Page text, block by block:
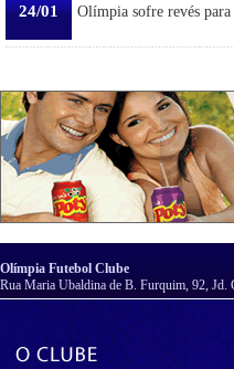
24/01 Olímpia sofre revés
Olímpia Futebol Clube
Rua Maria Ubaldina de B. Furquim, 92,